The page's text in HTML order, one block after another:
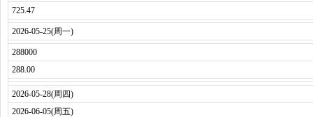
725.47
2026-05-25(周一)
288000
288.00
2026-05-28(周四)
2026-06-05(周五)